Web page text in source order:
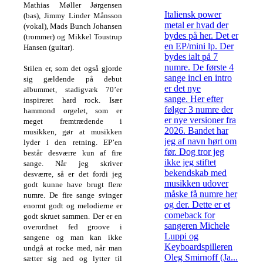
Mathias Møller Jørgensen
(bas), Jimmy Linder Månsson
(vokal), Mads Bunch Johansen
(trommer) og Mikkel Toustrup
Hansen (guitar).
Stilen er, som det også gjorde
sig gældende på debut
albummet, stadigvæk 70’er
inspireret hard rock. Især
hammond orgelet, som er
meget fremtrædende i
musikken, gør at musikken
lyder i den retning. EP’en
består desværre kun af fire
sange. Når jeg skriver
desværre, så er det fordi jeg
godt kunne have brugt flere
numre. De fire sange svinger
enormt godt og melodierne er
godt skruet sammen. Der er en
overordnet fed groove i
sangene og man kan ikke
undgå at rocke med, når man
sætter sig ned og lytter til
Italiensk power
metal er hvad der
bydes på her. Det er
en EP/mini lp. Der
bydes ialt på 7
numre. De første 4
sange incl en intro
er det nye
sange. Her efter
følger 3 numre der
er nye versioner fra
2026. Bandet har
jeg af navn hørt om
før. Dog tror jeg
ikke jeg stiftet
bekendskab med
musikken udover
måske få numre her
og der. Dette er et
comeback for
sangeren Michele
Luppi og
Keyboardspilleren
Oleg Smirnoff (Ja...